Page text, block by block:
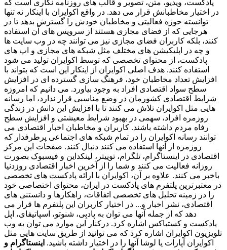
پادکست، ویدیو، متن، تصویر و قالب های روزنامه نگاری است که
در اختیار مخاطبانش قرار می دهد. در واقع اکوایران با اینکار نه تنها
توانسته حوزه فعالیتی و مخاطبان خودش را گسترش بدهد تا در
هرجایی که از فضای مجازی هستند از سرویس های آن استفاده
کنند، بلکه کاربران فضای مجازی نیز می توانند چه در وب سایت ها
و چه در اپلیکیشن های مختلف مثل شبکه های مجازی و اپ های
پادکست، از محتوای تخصصی که توسط اکوایران تولید می شود
استفاده کنند. هدف اصلی اکوایران از اینکار این است که بتواند با
افزایش تعداد مخاطبان خود، فرهنگ سازی گسترده ای در افزایش
سطح سواد اقتصادی افراد به وجود بیاورد. می دانیم که امروزه
شرایط اقتصادی کشورمان در وضع مناسبی قرار ندارد، اما رسانه
هایی مثل اکوایران تلاش می کنند تا با افزایش این دانش در زندگی
روزمره افراد، سهمی در بهبود شرایط معیشتی و افزایش سطح
رفاه مردم داشته باشند. کاربران و مخاطبان اخبار اقتصادی می
توانند رسانه اکوایران را در تمام شبکه های اجتماعی پرطرفدار که
روزمره از آنها استفاده می کنند دنبال کنند. صفحات این مرکز
اقتصادی در اینستاگرام، تلگرام، توییتر، لینکداین و فیسبوک بصورت
روزانه فعالیت می کنند و شما را از آخرین اخبار اقتصادی روزدنیا
باخبر می کنند. علاوه بر آن، اکوایران با ارائه پادکست های تخصصی
در معتبرترین پلتفرم های پادکست در ایران، محتوای اختصاصی خود
را در زمینه تحلیل های تخصصی اتفاقات، راهکارها و دانستنی های
اقتصادی، نشر اخبار و... در اختیار کاربران این پلتفرم ها قرار می
دهد که از جمله آنها می توان به پادبِی، شنوتو، اسپاتیفای، اپل
پادکست و کستباکس اشاره کرد. درکنار این موارد می توان به وب
تلویزیون اکوایران اشاره کرد که می توانید از طریق سایت هایی مثل
اکوایران آپارات یا لوشا آنها را در اختیار داشته باشید. اینستاگرام و